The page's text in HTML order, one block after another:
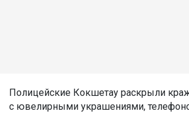
Полицейские Кокшетау раскрыли
с ювелирными украшениями,